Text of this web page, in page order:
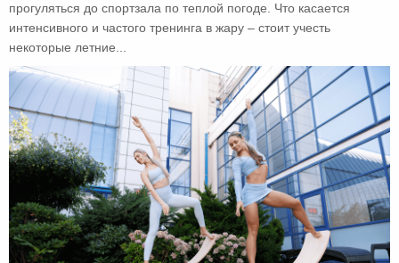
прогуляться до спортзала по теплой погоде. Что касается
интенсивного и частого тренинга в жару – стоит учесть
некоторые летние...